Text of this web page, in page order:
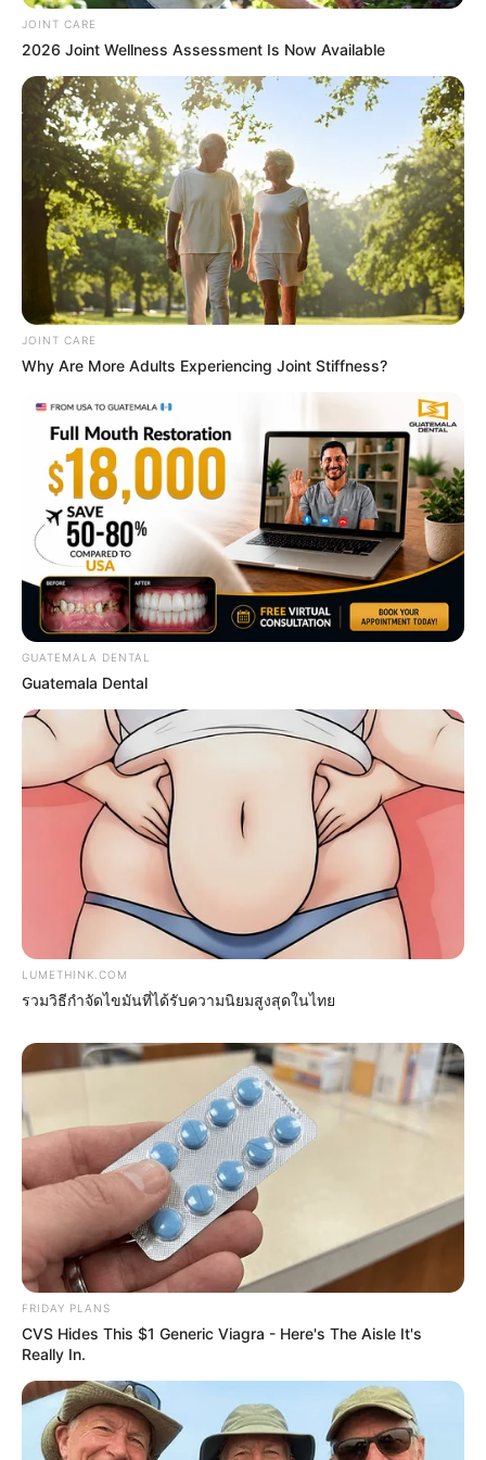
Scientists Happened Upon The Most Terrifying
Discovery
BRAINBERRIES
Meet The 6 Legendary Child Actors Who Became
Real Life Criminals
BRAINBERRIES
Will You Survive? 10 Things To Keep In Your
Emergency Kit
BRAINBERRIES
Most People Don't Know That These 8 Celebrities
Are Muslim
BRAINBERRIES
She Took Her Love For Horses To A Whole New
Level
BRAINBERRIES
JOINT CARE
2026 Joint Wellness Assessment Is Now Available
JOINT CARE
Why Are More Adults Experiencing Joint Stiffness?
GUATEMALA DENTAL
Guatemala Dental
LUMETHINK.COM
รวมวิธีกำจัดไขมันที่ได้รับความนิยมสูงสุดในไทย
FRIDAY PLANS
CVS Hides This $1 Generic Viagra - Here's The Aisle It's
Really In.